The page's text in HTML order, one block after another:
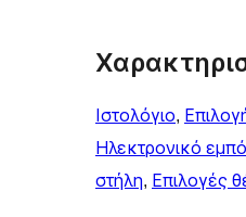
Ιστολόγιο,
Ηλεκτρονικό
στήλη, Επιλογές